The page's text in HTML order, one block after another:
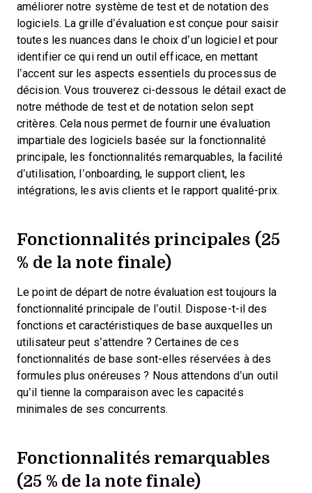
améliorer notre système de test et de notation des
logiciels. La grille d’évaluation est conçue pour saisir
toutes les nuances dans le choix d’un logiciel et pour
identifier ce qui rend un outil efficace, en mettant
l’accent sur les aspects essentiels du processus de
décision. Vous trouverez ci-dessous le détail exact de
notre méthode de test et de notation selon sept
critères. Cela nous permet de fournir une évaluation
impartiale des logiciels basée sur la fonctionnalité
principale, les fonctionnalités remarquables, la facilité
d’utilisation, l’onboarding, le support client, les
intégrations, les avis clients et le rapport qualité-prix.
Fonctionnalités principales (25
% de la note finale)
Le point de départ de notre évaluation est toujours la
fonctionnalité principale de l’outil. Dispose-t-il des
fonctions et caractéristiques de base auxquelles un
utilisateur peut s’attendre ? Certaines de ces
fonctionnalités de base sont-elles réservées à des
formules plus onéreuses ? Nous attendons d’un outil
qu’il tienne la comparaison avec les capacités
minimales de ses concurrents.
Fonctionnalités remarquables
(25 % de la note finale)